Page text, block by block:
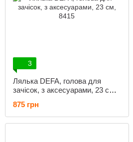
3
Лялька DEFA, голова для
зачісок, з аксесуарами, 23 см,
875 грн